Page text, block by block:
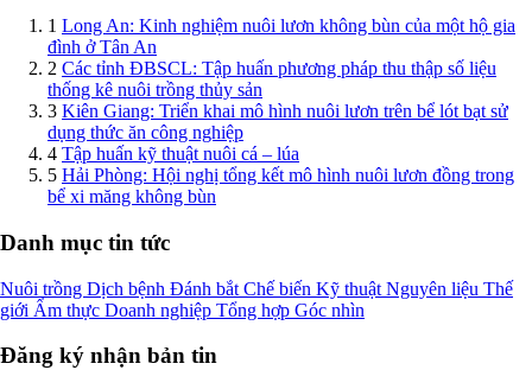
1 Long An: Kinh nghiệm nuôi lươn không bùn của một hộ gia
đình ở Tân An
2 Các tỉnh ĐBSCL: Tập huấn phương pháp thu thập số liệu
thống kê nuôi trồng thủy sản
3 Kiên Giang: Triển khai mô hình nuôi lươn trên bể lót bạt sử
dụng thức ăn công nghiệp
4 Tập huấn kỹ thuật nuôi cá – lúa
5 Hải Phòng: Hội nghị tổng kết mô hình nuôi lươn đồng trong
bể xi măng không bùn
Danh mục tin tức
Nuôi trồng Dịch bệnh Đánh bắt Chế biến Kỹ thuật Nguyên liệu Thế
giới Ẩm thực Doanh nghiệp Tổng hợp Góc nhìn
Đăng ký nhận bản tin